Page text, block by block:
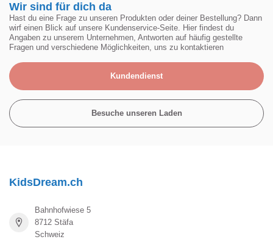
Wir sind für dich da
Hast du eine Frage zu unseren Produkten oder deiner Bestellung? Dann
wirf einen Blick auf unsere Kundenservice-Seite. Hier findest du
Angaben zu unserem Unternehmen, Antworten auf häufig gestellte
Fragen und verschiedene Möglichkeiten, uns zu kontaktieren
Kundendienst
Besuche unseren Laden
KidsDream.ch
Bahnhofwiese 5
8712 Stäfa
Schweiz